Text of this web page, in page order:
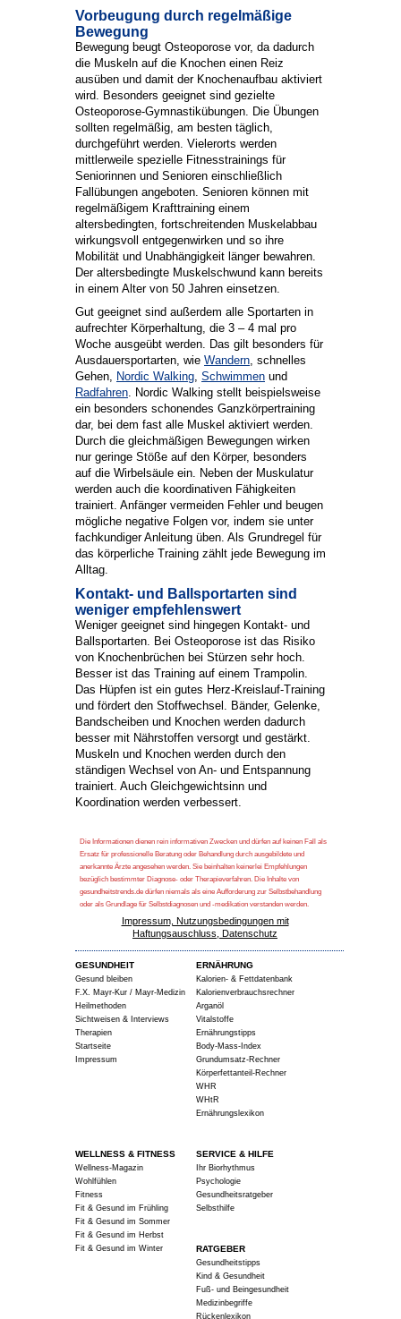
Vorbeugung durch regelmäßige
Bewegung
Bewegung beugt Osteoporose vor, da dadurch
die Muskeln auf die Knochen einen Reiz
ausüben und damit der Knochenaufbau aktiviert
wird. Besonders geeignet sind gezielte
Osteoporose-Gymnastikübungen. Die Übungen
sollten regelmäßig, am besten täglich,
durchgeführt werden. Vielerorts werden
mittlerweile spezielle Fitnesstrainings für
Seniorinnen und Senioren einschließlich
Fallübungen angeboten. Senioren können mit
regelmäßigem Krafttraining einem
altersbedingten, fortschreitenden Muskelabbau
wirkungsvoll entgegenwirken und so ihre
Mobilität und Unabhängigkeit länger bewahren.
Der altersbedingte Muskelschwund kann bereits
in einem Alter von 50 Jahren einsetzen.
Gut geeignet sind außerdem alle Sportarten in
aufrechter Körperhaltung, die 3 – 4 mal pro
Woche ausgeübt werden. Das gilt besonders für
Ausdauersportarten, wie Wandern, schnelles
Gehen, Nordic Walking, Schwimmen und
Radfahren. Nordic Walking stellt beispielsweise
ein besonders schonendes Ganzkörpertraining
dar, bei dem fast alle Muskel aktiviert werden.
Durch die gleichmäßigen Bewegungen wirken
nur geringe Stöße auf den Körper, besonders
auf die Wirbelsäule ein. Neben der Muskulatur
werden auch die koordinativen Fähigkeiten
trainiert. Anfänger vermeiden Fehler und beugen
mögliche negative Folgen vor, indem sie unter
fachkundiger Anleitung üben. Als Grundregel für
das körperliche Training zählt jede Bewegung im
Alltag.
Kontakt- und Ballsportarten sind
weniger empfehlenswert
Weniger geeignet sind hingegen Kontakt- und
Ballsportarten. Bei Osteoporose ist das Risiko
von Knochenbrüchen bei Stürzen sehr hoch.
Besser ist das Training auf einem Trampolin.
Das Hüpfen ist ein gutes Herz-Kreislauf-Training
und fördert den Stoffwechsel. Bänder, Gelenke,
Bandscheiben und Knochen werden dadurch
besser mit Nährstoffen versorgt und gestärkt.
Muskeln und Knochen werden durch den
ständigen Wechsel von An- und Entspannung
trainiert. Auch Gleichgewichtsinn und
Koordination werden verbessert.
Die Informationen dienen rein informativen Zwecken und dürfen auf keinen Fall als
Ersatz für professionelle Beratung oder Behandlung durch ausgebildete und
anerkannte Ärzte angesehen werden. Sie beinhalten keinerlei Empfehlungen
bezüglich bestimmter Diagnose- oder Therapieverfahren. Die Inhalte von
gesundheitstrends.de dürfen niemals als eine Aufforderung zur Selbstbehandlung
oder als Grundlage für Selbstdiagnosen und -medikation verstanden werden.
Impressum, Nutzungsbedingungen mit
Haftungsauschluss, Datenschutz
GESUNDHEIT
Gesund bleiben
F.X. Mayr-Kur / Mayr-Medizin
Heilmethoden
Sichtweisen & Interviews
Therapien
Startseite
Impressum
ERNÄHRUNG
Kalorien- & Fettdatenbank
Kalorienverbrauchsrechner
Arganöl
Vitalstoffe
Ernährungstipps
Body-Mass-Index
Grundumsatz-Rechner
Körperfettanteil-Rechner
WHR
WHtR
Ernährungslexikon
WELLNESS & FITNESS
Wellness-Magazin
Wohlfühlen
Fitness
Fit & Gesund im Frühling
Fit & Gesund im Sommer
Fit & Gesund im Herbst
Fit & Gesund im Winter
SERVICE & HILFE
Ihr Biorhythmus
Psychologie
Gesundheitsratgeber
Selbsthilfe
RATGEBER
Gesundheitstipps
Kind & Gesundheit
Fuß- und Beingesundheit
Medizinbegriffe
Rückenlexikon